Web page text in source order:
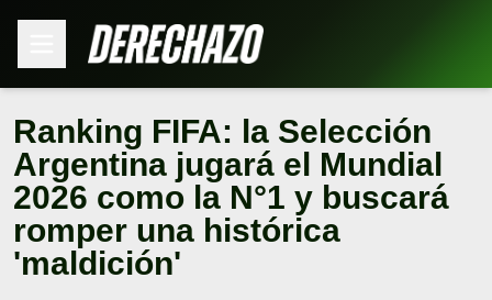
Ranking FIFA: la Selección
Argentina jugará el Mundial
2026 como la N°1 y buscará
romper una histórica
'maldición'